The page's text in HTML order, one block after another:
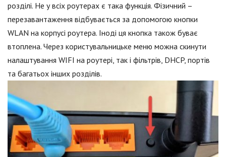
розділі. Не у всіх роутерах є така функція. Фізичний –
перезавантаження відбувається за допомогою кнопки
WLAN на корпусі роутера. Іноді ця кнопка також буває
втоплена. Через користувальницьке меню можна скинути
налаштування WIFI на роутері, так і фільтрів, DHCP, портів
та багатьох інших розділів.